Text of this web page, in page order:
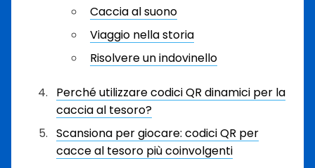
Caccia al suono
Viaggio nella storia
Risolvere un indovinello
Perché utilizzare codici QR dinamici per la
caccia al tesoro?
Scansiona per giocare: codici QR per
cacce al tesoro più coinvolgenti